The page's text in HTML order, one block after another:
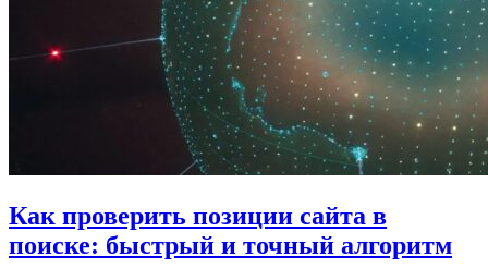
Как проверить позиции сайта в
поиске: быстрый и точный алгоритм